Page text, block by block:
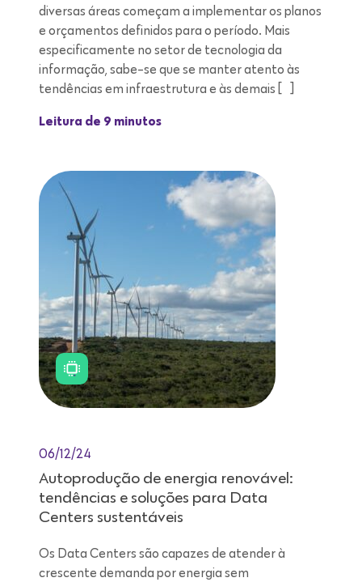
diversas áreas começam a implementar os planos
e orçamentos definidos para o período. Mais
especificamente no setor de tecnologia da
informação, sabe-se que se manter atento às
tendências em infraestrutura e às demais […]
Leitura de 9 minutos
06/12/24
Autoprodução de energia renovável:
tendências e soluções para Data
Centers sustentáveis
Os Data Centers são capazes de atender à
crescente demanda por energia sem